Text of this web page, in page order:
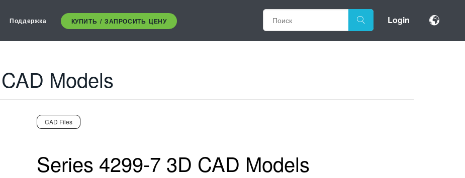
Поддержка КУПИТЬ / ЗАПРОСИТЬ ЦЕНУ Login
Models
CAD Files
Series 4299-7 3D CAD Models